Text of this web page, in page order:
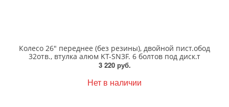
Колесо 26" переднее (без резины), двойной пист.обод
32отв., втулка алюм KT-SN3F. 6 болтов под диск.т
3 220 руб.
Нет в наличии